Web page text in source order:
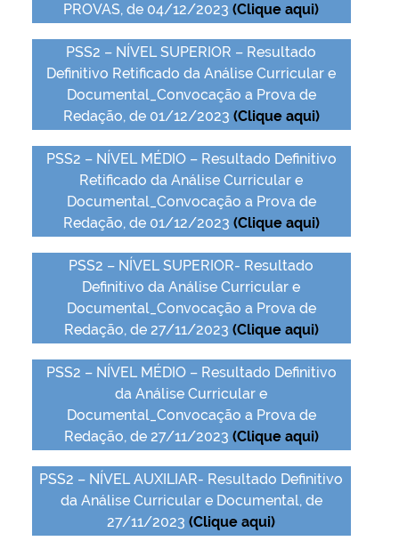
PROVAS, de 04/12/2023(Clique aqui)
PSS2 – NÍVEL SUPERIOR – Resultado
Definitivo Retificado da Análise Curricular e
Documental_Convocação a Prova de
Redação, de 01/12/2023 (Clique aqui)
PSS2 – NÍVEL MÉDIO – Resultado Definitivo
Retificado da Análise Curricular e
Documental_Convocação a Prova de
Redação, de 01/12/2023 (Clique aqui)
PSS2 – NÍVEL SUPERIOR- Resultado
Definitivo da Análise Curricular e
Documental_Convocação a Prova de
Redação, de 27/11/2023 (Clique aqui)
PSS2 – NÍVEL MÉDIO – Resultado Definitivo
da Análise Curricular e
Documental_Convocação a Prova de
Redação, de 27/11/2023 (Clique aqui)
PSS2 – NÍVEL AUXILIAR- Resultado Definitivo
da Análise Curricular e Documental, de
27/11/2023(Clique aqui)